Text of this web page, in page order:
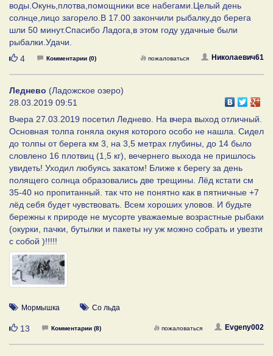
воды.Окунь,плотва,помощники все набегами.Целый день
солнце,лицо загорело.В 17.00 закончили рыбалку,до берега
шли 50 минут.Спасибо Ладога,в этом году удачные были
рыбалки.Удачи.
Нравится
4 Комментарии (0) Николаевич61
пожаловаться
Леднево (Ладожское озеро)
28.03.2019 09:51
Вчера 27.03.2019 посетил Леднево. На вчера выход отличный.
Основная толпа гоняла окуня которого особо не нашла. Сидел
до толпы от берега км 3, на 3,5 метрах глубины, до 14 было
словлено 16 плотвиц (1,5 кг), вечернего выхода не пришлось
увидеть! Уходил любуясь закатом! Ближе к берегу за день
полящего солнца образовались две трещины. Лёд кстати см
35-40 но пропитанный. так что не понятно как в пятничные +7
лёд себя будет чувствовать. Всем хороших уловов. И будьте
бережны к природе не мусорте уважаемые возрастные рыбаки
(окурки, пачки, бутылки и пакеты ну уж можно собрать и увезти
с собой )!!!!!
Мормышка Со льда
Нравится
13 Комментарии (8) Evgeny002
пожаловаться